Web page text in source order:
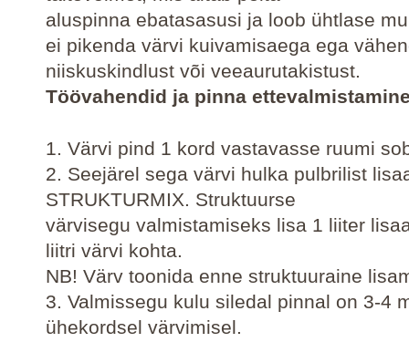
aluspinna ebatasasusi ja loob ühtlase
ei pikenda värvi kuivamisaega ega
niiskuskindlust või veeaurutakistust.
Töövahendid ja pinna
1. Värvi pind 1 kord vastavasse ruumi
2. Seejärel sega värvi hulka pulbrilist
STRUKTURMIX. Struktuurse
värvisegu valmistamiseks lisa 1 liiter
liitri värvi kohta.
NB! Värv toonida enne struktuuraine
3. Valmissegu kulu siledal pinnal on 3-4
ühekordsel värvimisel.